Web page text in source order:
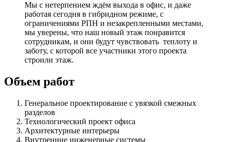
Мы с нетерпением ждём выхода в офис, и даже
работая сегодня в гибридном режиме, с
ограничениями РПН и незакрепленными местами,
мы уверены, что наш новый этаж понравится
сотрудникам, и они будут чувствовать теплоту и
заботу, с которой все участники этого проекта
строили этаж.
Объем работ
Генеральное проектирование с увязкой смежных
разделов
Технологический проект офиса
Архитектурные интерьеры
Внутренние инженерные системы